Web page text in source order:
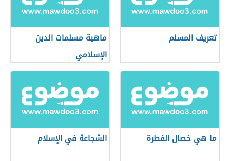
تعريف المسلم
ماهية مسلمات الدين
الإسلامي
ما هي خصال الفطرة الشجاعة في الإسلام